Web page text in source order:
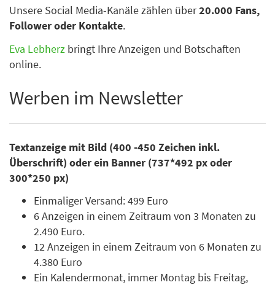
Unsere Social Media-Kanäle zählen über20.000 Fans,
Follower oder Kontakte.
Eva Lebherz bringt Ihre Anzeigen und Botschaften
online.
Werben im Newsletter
Textanzeige mit Bild (400 -450 Zeichen inkl.
Überschrift) oder ein Banner (737*492 px oder
300*250 px)
Einmaliger Versand: 499 Euro
6 Anzeigen in einem Zeitraum von 3 Monaten zu
2.490 Euro.
12 Anzeigen in einem Zeitraum von 6 Monaten zu
4.380 Euro
Ein Kalendermonat, immer Montag bis Freitag,